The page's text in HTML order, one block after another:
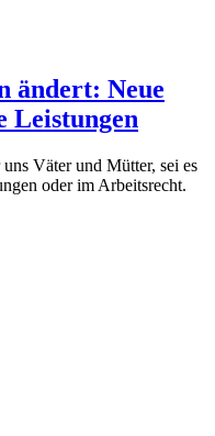
ändert: Neue
Leistungen
Väter und Mütter, sei es
oder im Arbeitsrecht.